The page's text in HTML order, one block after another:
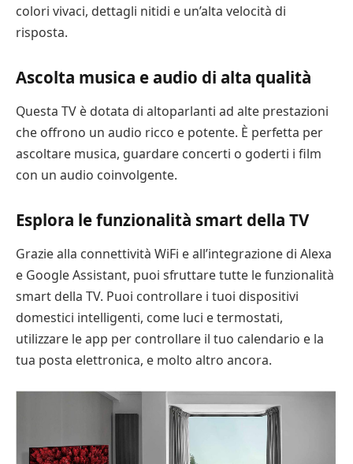
colori vivaci, dettagli nitidi e un’alta velocità di
risposta.
Ascolta musica e audio di alta qualità
Questa TV è dotata di altoparlanti ad alte prestazioni
che offrono un audio ricco e potente. È perfetta per
ascoltare musica, guardare concerti o goderti i film
con un audio coinvolgente.
Esplora le funzionalità smart della TV
Grazie alla connettività WiFi e all’integrazione di Alexa
e Google Assistant, puoi sfruttare tutte le funzionalità
smart della TV. Puoi controllare i tuoi dispositivi
domestici intelligenti, come luci e termostati,
utilizzare le app per controllare il tuo calendario e la
tua posta elettronica, e molto altro ancora.